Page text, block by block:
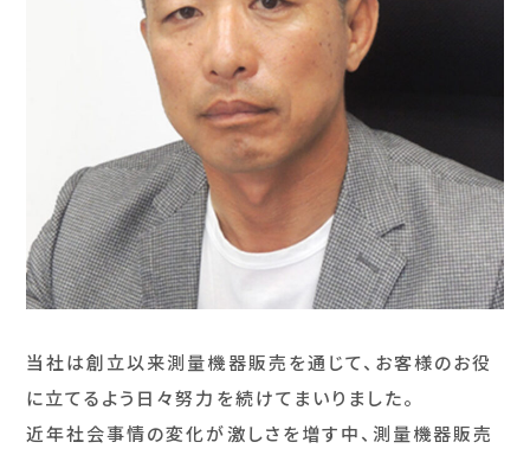
当社は創立以来測量機器販売を通じて、お客様のお役
に立てるよう日々努力を続けてまいりました。
近年社会事情の変化が激しさを増す中、測量機器販売